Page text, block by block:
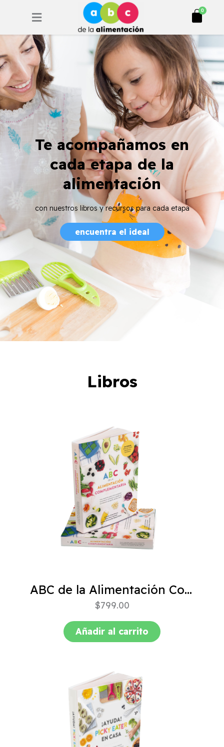
0
Cart
Te acompañamos en
cada etapa de la
alimentación
con nuestros libros y recursos para cada etapa
encuentra el ideal
Libros
ABC de la Alimentación Complementaria 4ta edición
$799.00
Añadir al carrito